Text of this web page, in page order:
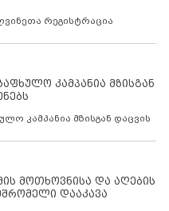
რეგისტრაცია
კამპანია მზისგან
კამპანია მზისგან დაცვის
მოთხოვნისა და აღების
დააკავა